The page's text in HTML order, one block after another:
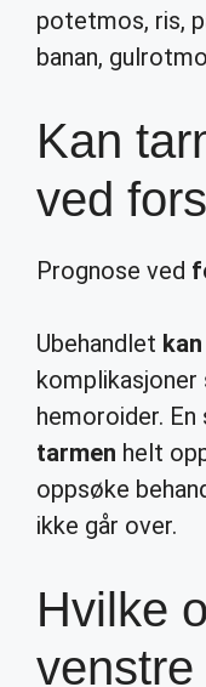
potetmos, ris,
banan,
Kan
ved
Prognose ved
Ubehandlet kan
hemoroider.
tarmen helt
oppsøke
ikke går over.
Hvilke